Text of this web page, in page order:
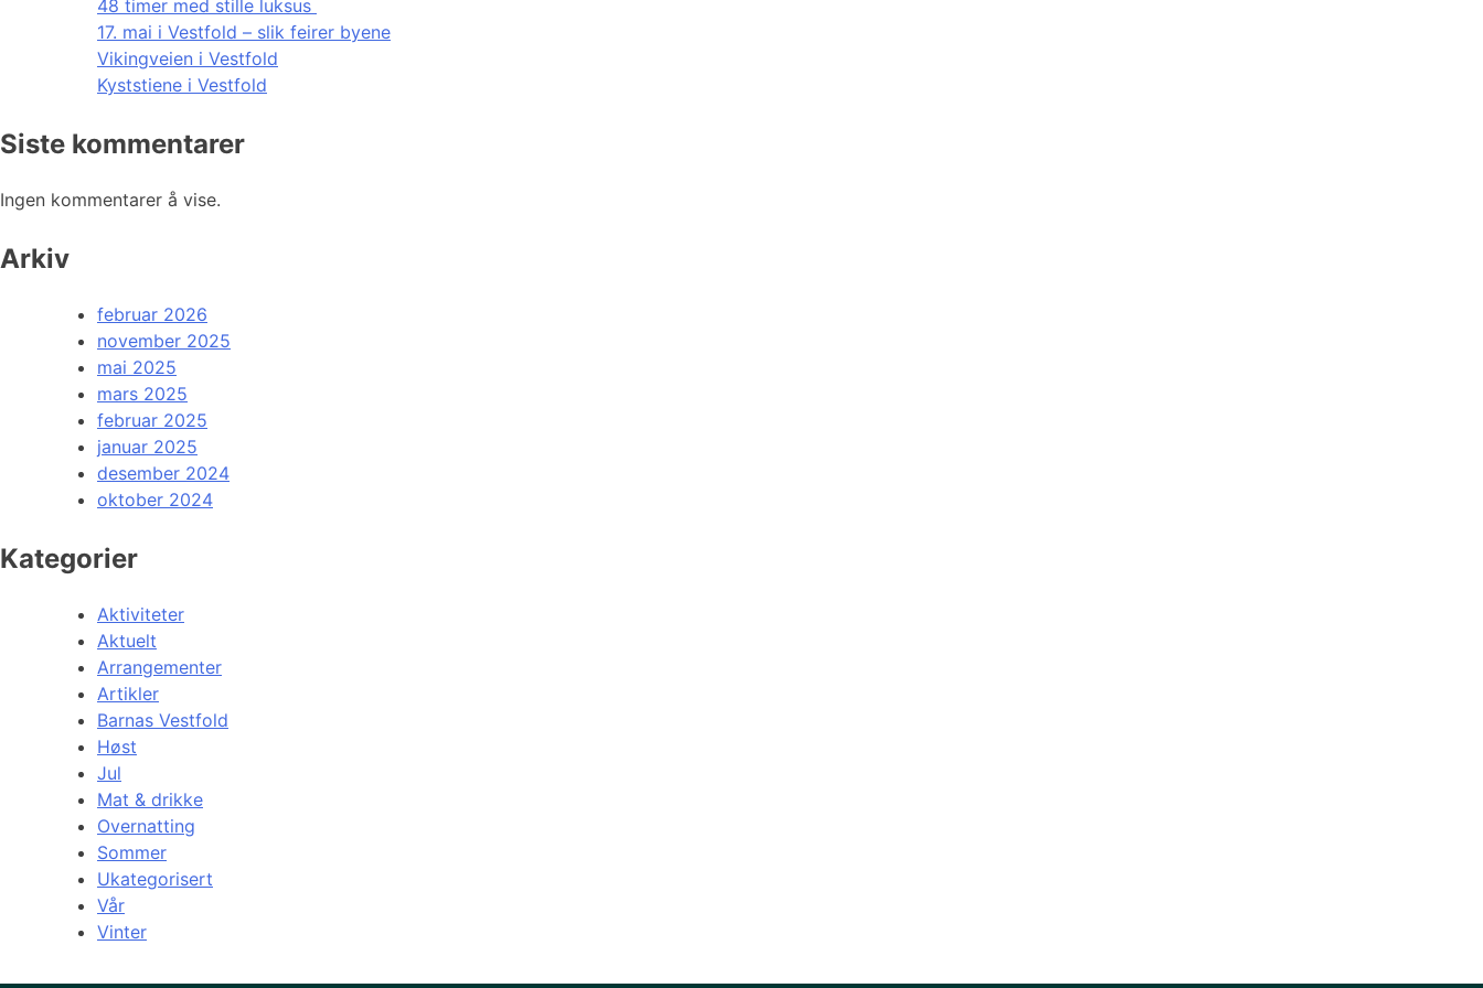
48 timer med stille luksus
17. mai i Vestfold – slik feirer byene
Vikingveien i Vestfold
Kyststiene i Vestfold
Siste kommentarer
Ingen kommentarer å vise.
Arkiv
februar 2026
november 2025
mai 2025
mars 2025
februar 2025
januar 2025
desember 2024
oktober 2024
Kategorier
Aktiviteter
Aktuelt
Arrangementer
Artikler
Barnas Vestfold
Høst
Jul
Mat & drikke
Overnatting
Sommer
Ukategorisert
Vår
Vinter